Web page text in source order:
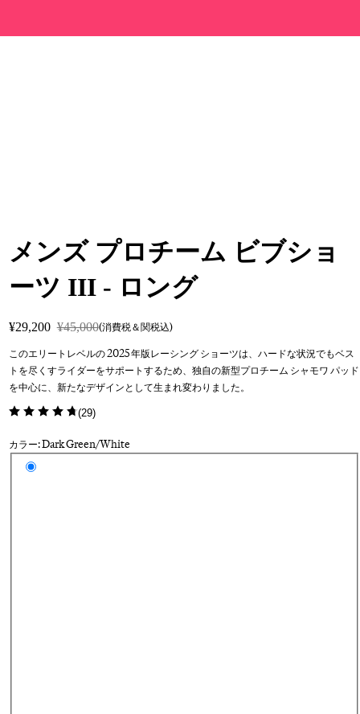
メンズ プロチーム ビブショ
ーツ III - ロング
¥29,200 ¥45,000(消費税＆関税込)
このエリートレベルの 2025 年版レーシング ショーツは、ハードな状況でもベス
トを尽くすライダーをサポートするため、独自の新型プロチーム シャモワ パッド
を中心に、新たなデザインとして生まれ変わりました。
(29)
カラー: Dark Green/White
カラーを選択